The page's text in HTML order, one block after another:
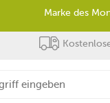
Marke des